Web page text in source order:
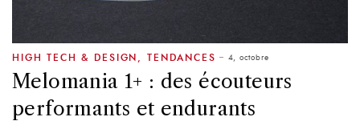
HIGH TECH & DESIGN ,TENDANCES 4, octobre
Melomania 1+ : des écouteurs
performants et endurants